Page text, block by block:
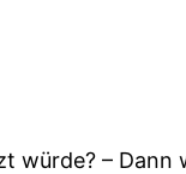
–